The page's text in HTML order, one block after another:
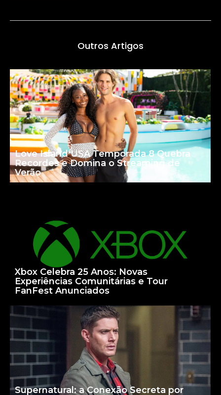
Outros Artigos
Love Island USA Temporada 8 Quebra
Recordes e Domina o Streaming de
Verão
Xbox Celebra 25 Anos: Novas
Experiências Comunitárias e Tour
FanFest Anunciados
Supernatural: a Conexão Secreta por